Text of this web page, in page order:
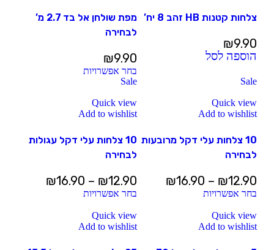
צלחות קטנות HB זהב 8 יח’
₪9.90
הוספה לסל
מפת שולחן אל בד 2.7 מ’
לבחירה
₪9.90
בחר אפשרויות
Sale
Quick view
Add to wishlist
10 צלחות עלי דקל מרובעות
לבחירה
₪12.90
–
₪16.90
בחר אפשרויות
Sale
Quick view
Add to wishlist
10 צלחות עלי דקל עגולות
לבחירה
₪12.90
–
₪16.90
בחר אפשרויות
Quick view
Add to wishlist
Quick view
Add to wishlist